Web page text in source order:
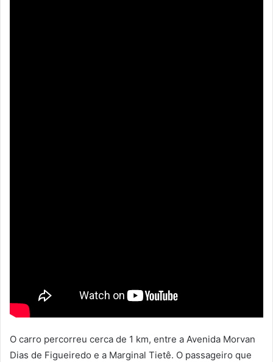
O carro percorreu cerca de 1 km, entre a Avenida Morvan
Dias de Figueiredo e a Marginal Tietê. O passageiro que